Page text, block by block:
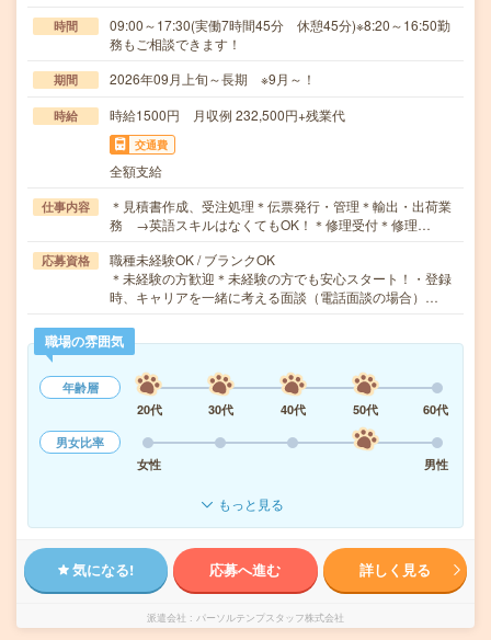
時間
09:00～17:30(実働7時間45分 休憩45分)※8:20～16:50勤
務もご相談できます！
期間 2026年09月上旬～長期 ※9月～！
時給 時給1500円 月収例 232,500円+残業代
交通費
全額支給
仕事内容
＊見積書作成、受注処理＊伝票発行・管理＊輸出・出荷業
務 →英語スキルはなくてもOK！＊修理受付＊修理…
応募資格
職種未経験OK / ブランクOK
＊未経験の方歓迎＊未経験の方でも安心スタート！・登録
時、キャリアを一緒に考える面談（電話面談の場合）…
職場の雰囲気
年齢層
20代
30代 40代 50代
60代
男女比率
女性
男性
もっと見る
気になる! 応募へ進む 詳しく見る
派遣会社 パーソルテンプスタッフ株式会社